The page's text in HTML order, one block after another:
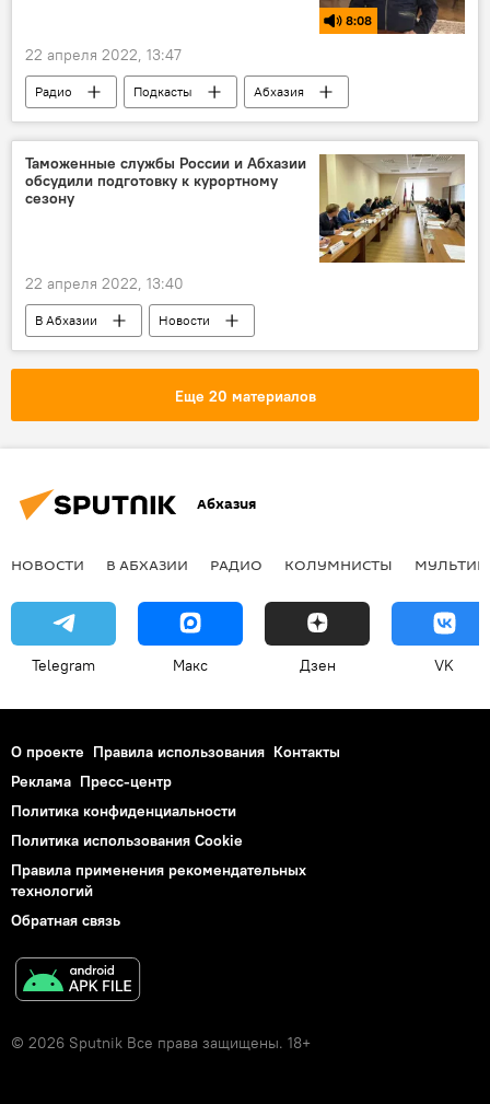
8:08
22 апреля 2022, 13:47
Радио Подкасты
Абхазия
Новый Афон
туризм
Таможенные службы России и Абхазии
обсудили подготовку к курортному
сезону
22 апреля 2022, 13:40
В Абхазии
Новости
таможенный контроль
Абхазия
Еще 20 материалов
Абхазия
НОВОСТИ В АБХАЗИИ РАДИО КОЛУМНИСТЫ
Telegram Макс Дзен VK
О проекте Правила использования Контакты
Реклама Пресс-центр
Политика конфиденциальности
Политика использования Cookie
Правила применения рекомендательных
технологий
Обратная связь
© 2026 Sputnik Все права защищены. 18+